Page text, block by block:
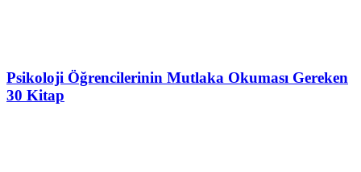
Psikoloji Öğrencilerinin Mutlaka Okuması Gereken
30 Kitap